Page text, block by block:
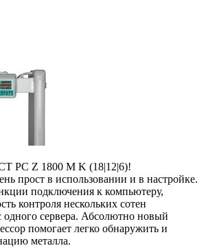
Z 1800 M K (18|12|6)!
прост в использовании и в настройке.
подключения к компьютеру,
контроля нескольких сотен
одного сервера. Абсолютно новый
помогает легко обнаружить и
металла.